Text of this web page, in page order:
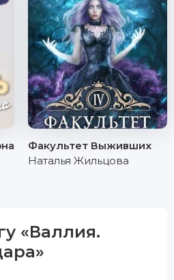
Факультет Выживших
Наталья Жильцова
«Валлия.